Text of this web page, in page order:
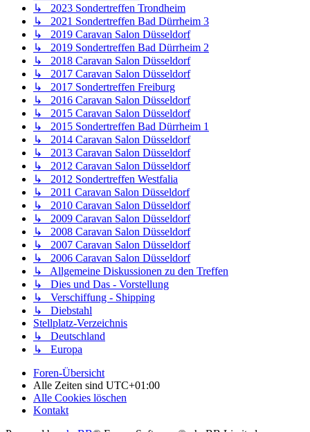
↳ 2023 Sondertreffen Trondheim
↳ 2021 Sondertreffen Bad Dürrheim 3
↳ 2019 Caravan Salon Düsseldorf
↳ 2019 Sondertreffen Bad Dürrheim 2
↳ 2018 Caravan Salon Düsseldorf
↳ 2017 Caravan Salon Düsseldorf
↳ 2017 Sondertreffen Freiburg
↳ 2016 Caravan Salon Düsseldorf
↳ 2015 Caravan Salon Düsseldorf
↳ 2015 Sondertreffen Bad Dürrheim 1
↳ 2014 Caravan Salon Düsseldorf
↳ 2013 Caravan Salon Düsseldorf
↳ 2012 Caravan Salon Düsseldorf
↳ 2012 Sondertreffen Westfalia
↳ 2011 Caravan Salon Düsseldorf
↳ 2010 Caravan Salon Düsseldorf
↳ 2009 Caravan Salon Düsseldorf
↳ 2008 Caravan Salon Düsseldorf
↳ 2007 Caravan Salon Düsseldorf
↳ 2006 Caravan Salon Düsseldorf
↳ Allgemeine Diskussionen zu den Treffen
↳ Dies und Das - Vorstellung
↳ Verschiffung - Shipping
↳ Diebstahl
Stellplatz-Verzeichnis
↳ Deutschland
↳ Europa
Foren-Übersicht
Alle Zeiten sind UTC+01:00
Alle Cookies löschen
Kontakt